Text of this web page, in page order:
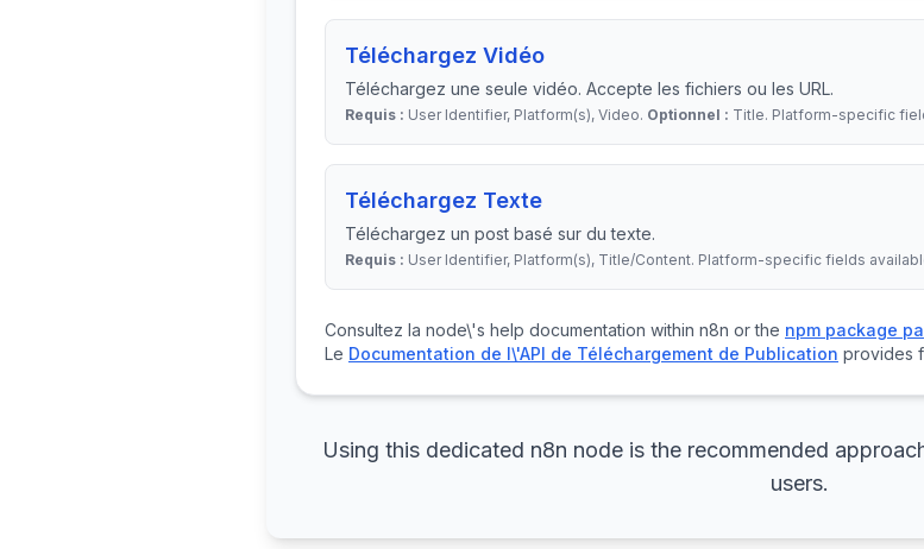
Téléchargez Vidéo
Téléchargez une seule vidéo. Accepte les fichiers ou les URL.
Requis : User Identifier, Platform(s), Video. Optionnel : Title. Platform-specific
Téléchargez Texte
Téléchargez un post basé sur du texte.
Requis : User Identifier, Platform(s), Title/Content. Platform-specific fields
Consultez la node\'s help documentation within n8n or the npm package
Le Documentation de l\'API de Téléchargement de Publication provides
Using this dedicated n8n node is the recommended
users.